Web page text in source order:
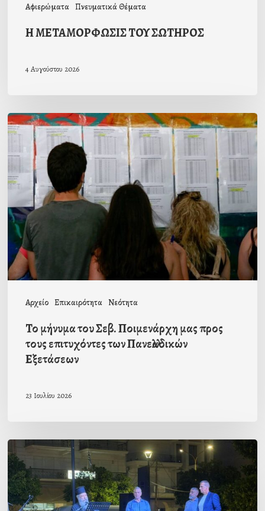
Αφιερώματα Πνευματικά Θέματα
Η ΜΕΤΑΜΟΡΦΩΣΙΣ ΤΟΥ ΣΩΤΗΡΟΣ
4 Αυγούστου 2026
Αρχείο Επικαιρότητα Νεότητα
Το
μήνυμα
του
Σεβ.
Ποιμενάρχη
μας
προς
τους
επιτυχόντες
Πανελλαδικών
Εξετάσεων
Το μήνυμα του Σεβ. Ποιμενάρχη μας προς
τους επιτυχόντες των Πανελλαδικών
Εξετάσεων
23 Ιουλίου 2026
Σύλλογος
Αποδήμων
και